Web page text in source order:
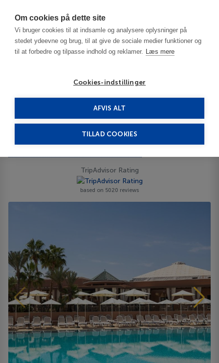
Om cookies på dette site
Vi bruger cookies til at indsamle og analysere oplysninger på
stedet ydeevne og brug, til at give de sociale medier funktioner og
til at forbedre og tilpasse indhold og reklamer. Læs mere
Cookies-indstillinger
AFVIS ALT
TILLAD COOKIES
Marrakech Sol Oasis Marrakech 4****
Sol Oasis Marrakech
TripAdvisor Rating
based on 5020 reviews